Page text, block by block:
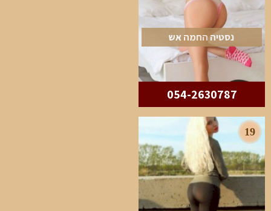
נסטיה החמה אש
054-2630787
19